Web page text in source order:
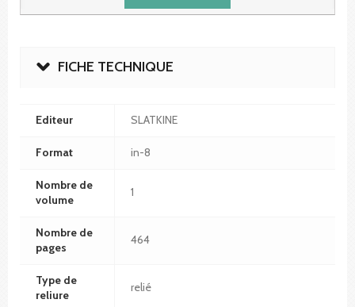
FICHE TECHNIQUE
Editeur SLATKINE
Format in-8
Nombre de
volume
1
Nombre de
pages
464
Type de
reliure
relié